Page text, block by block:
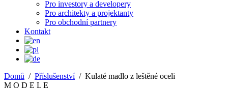
Pro investory a developery
Pro architekty a projektanty
Pro obchodní partnery
Kontakt
Domů / Příslušenství /Kulaté madlo z leštěné oceli
M O D E L E